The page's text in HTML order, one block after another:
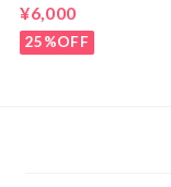
トニック7keys
¥6,000
25%OFF